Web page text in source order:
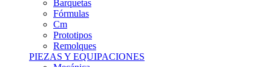
Cm
Prototipos
Remolques
PIEZAS Y EQUIPACIONES
Mecánica
Electrónica